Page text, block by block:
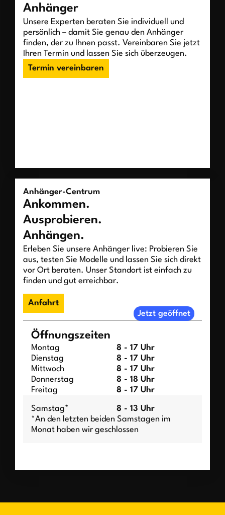
Anhänger
Unsere Experten beraten Sie individuell und
persönlich – damit Sie genau den Anhänger
finden, der zu Ihnen passt. Vereinbaren Sie jetzt
Ihren Termin und lassen Sie sich überzeugen.
Termin vereinbaren
Anhänger-Centrum
Ankommen.
Ausprobieren.
Anhängen.
Erleben Sie unsere Anhänger live: Probieren Sie
aus, testen Sie Modelle und lassen Sie sich direkt
vor Ort beraten. Unser Standort ist einfach zu
finden und gut erreichbar.
Anfahrt
Jetzt geöffnet
Öffnungszeiten
Montag
8 - 17 Uhr
Dienstag
8 - 17 Uhr
Mittwoch
8 - 17 Uhr
Donnerstag
8 - 18 Uhr
Freitag
8 - 17 Uhr
Samstag*
8 - 13 Uhr
*An den letzten beiden Samstagen im
Monat haben wir geschlossen